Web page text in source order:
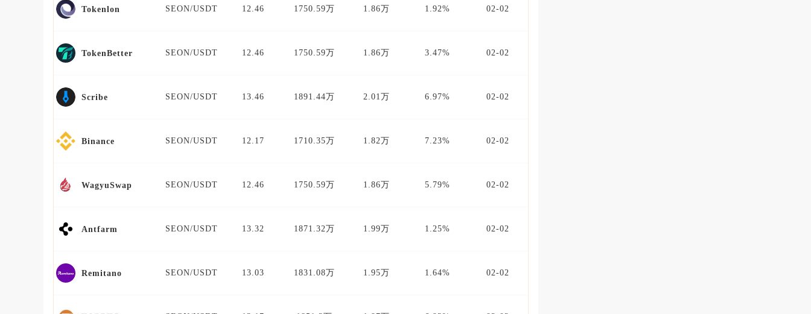
Tokenlon SEON/USDT 12.46 1750.59万 1.86万 1.92% 02-02
TokenBetter SEON/USDT 12.46 1750.59万 1.86万 3.47% 02-02
Scribe SEON/USDT 13.46 1891.44万 2.01万 6.97% 02-02
Binance SEON/USDT 12.17 1710.35万 1.82万 7.23% 02-02
WagyuSwap SEON/USDT 12.46 1750.59万 1.86万 5.79% 02-02
Antfarm SEON/USDT 13.32 1871.32万 1.99万 1.25% 02-02
Remitano SEON/USDT 13.03 1831.08万 1.95万 1.64% 02-02